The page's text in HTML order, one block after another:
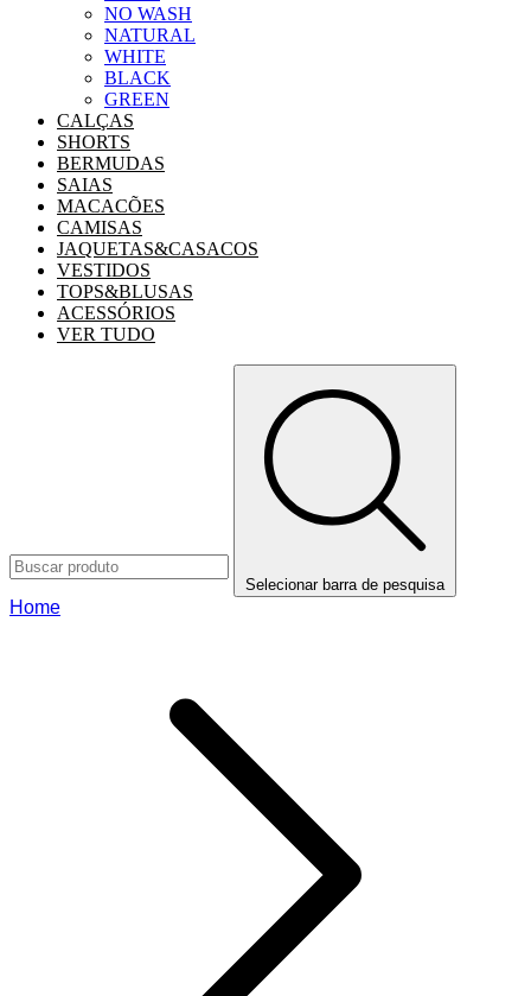
NO WASH
NATURAL
WHITE
BLACK
GREEN
CALÇAS
SHORTS
BERMUDAS
SAIAS
MACACÕES
CAMISAS
JAQUETAS&CASACOS
VESTIDOS
TOPS&BLUSAS
ACESSÓRIOS
VER TUDO
Selecionar barra de pesquisa
Home